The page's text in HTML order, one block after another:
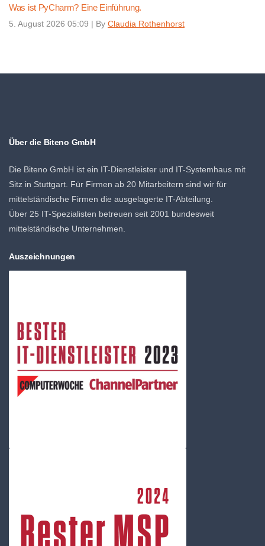
Was ist PyCharm? Eine Einführung.
5. August 2026 05:09 | By Claudia Rothenhorst
Über die Biteno GmbH
Die Biteno GmbH ist ein IT-Dienstleister und IT-Systemhaus mit
Sitz in Stuttgart. Für Firmen ab 20 Mitarbeitern sind wir für
mittelständische Firmen die ausgelagerte IT-Abteilung.
Über 25 IT-Spezialisten betreuen seit 2001 bundesweit
mittelständische Unternehmen.
Auszeichnungen